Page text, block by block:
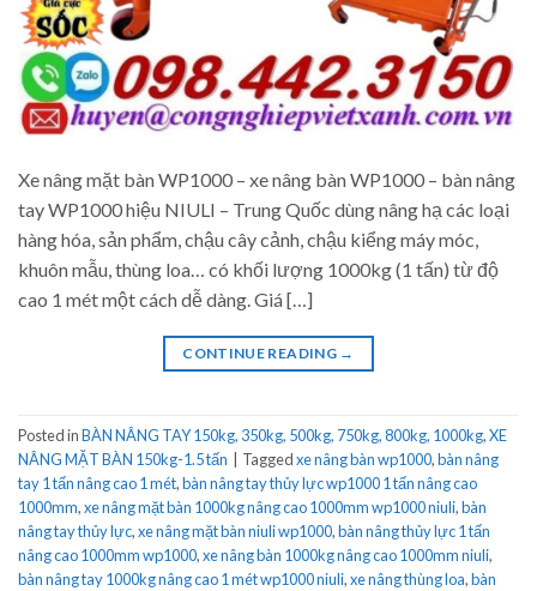
Xe nâng mặt bàn WP1000 – xe nâng bàn WP1000 – bàn nâng
tay WP1000 hiệu NIULI – Trung Quốc dùng nâng hạ các loại
hàng hóa, sản phẩm, chậu cây cảnh, chậu kiểng máy móc,
khuôn mẫu, thùng loa… có khối lượng 1000kg (1 tấn) từ độ
cao 1 mét một cách dễ dàng. Giá […]
CONTINUE READING →
Posted inBÀN NÂNG TAY 150kg, 350kg, 500kg, 750kg, 800kg, 1000kg,XE
NÂNG MẶT BÀN 150kg-1.5 tấn
Taggedxe nâng bàn wp1000,bàn nâng
tay 1 tấn nâng cao 1 mét,bàn nâng tay thủy lực wp1000 1 tấn nâng cao
1000mm,xe nâng mặt bàn 1000kg nâng cao 1000mm wp1000 niuli,bàn
nâng tay thủy lực,xe nâng mặt bàn niuli wp1000,bàn nâng thủy lực 1 tấn
nâng cao 1000mm wp1000,xe nâng bàn 1000kg nâng cao 1000mm niuli,
bàn nâng tay 1000kg nâng cao 1 mét wp1000 niuli,xe nâng thùng loa,bàn